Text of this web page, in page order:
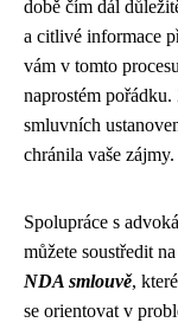
době čím dál
a citlivé informace
vám v tomto
naprostém
smluvních
chránila vaše zájmy.
Spolupráce s
můžete soustředit
NDA smlouvě,
se orientovat v